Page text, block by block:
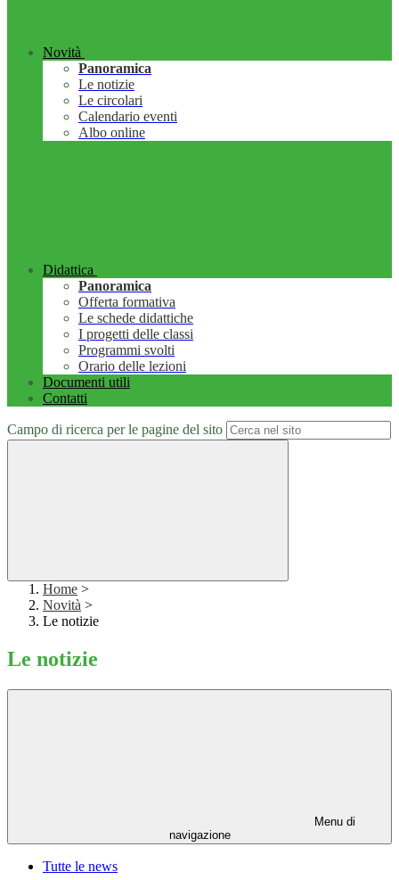
Novità
Panoramica
Le notizie
Le circolari
Calendario eventi
Albo online
Didattica
Panoramica
Offerta formativa
Le schede didattiche
I progetti delle classi
Programmi svolti
Orario delle lezioni
Documenti utili
Contatti
Campo di ricerca per le pagine del sito
Home >
Novità >
Le notizie
Le notizie
Menu di
navigazione
Tutte le news